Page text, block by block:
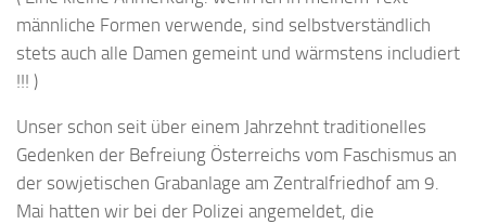
männliche Formen verwende, sind selbstverständlich
stets auch alle Damen gemeint und wärmstens includiert
!!! )
Unser schon seit über einem Jahrzehnt traditionelles
Gedenken der Befreiung Österreichs vom Faschismus an
der sowjetischen Grabanlage am Zentralfriedhof am 9.
Mai hatten wir bei der Polizei angemeldet, die